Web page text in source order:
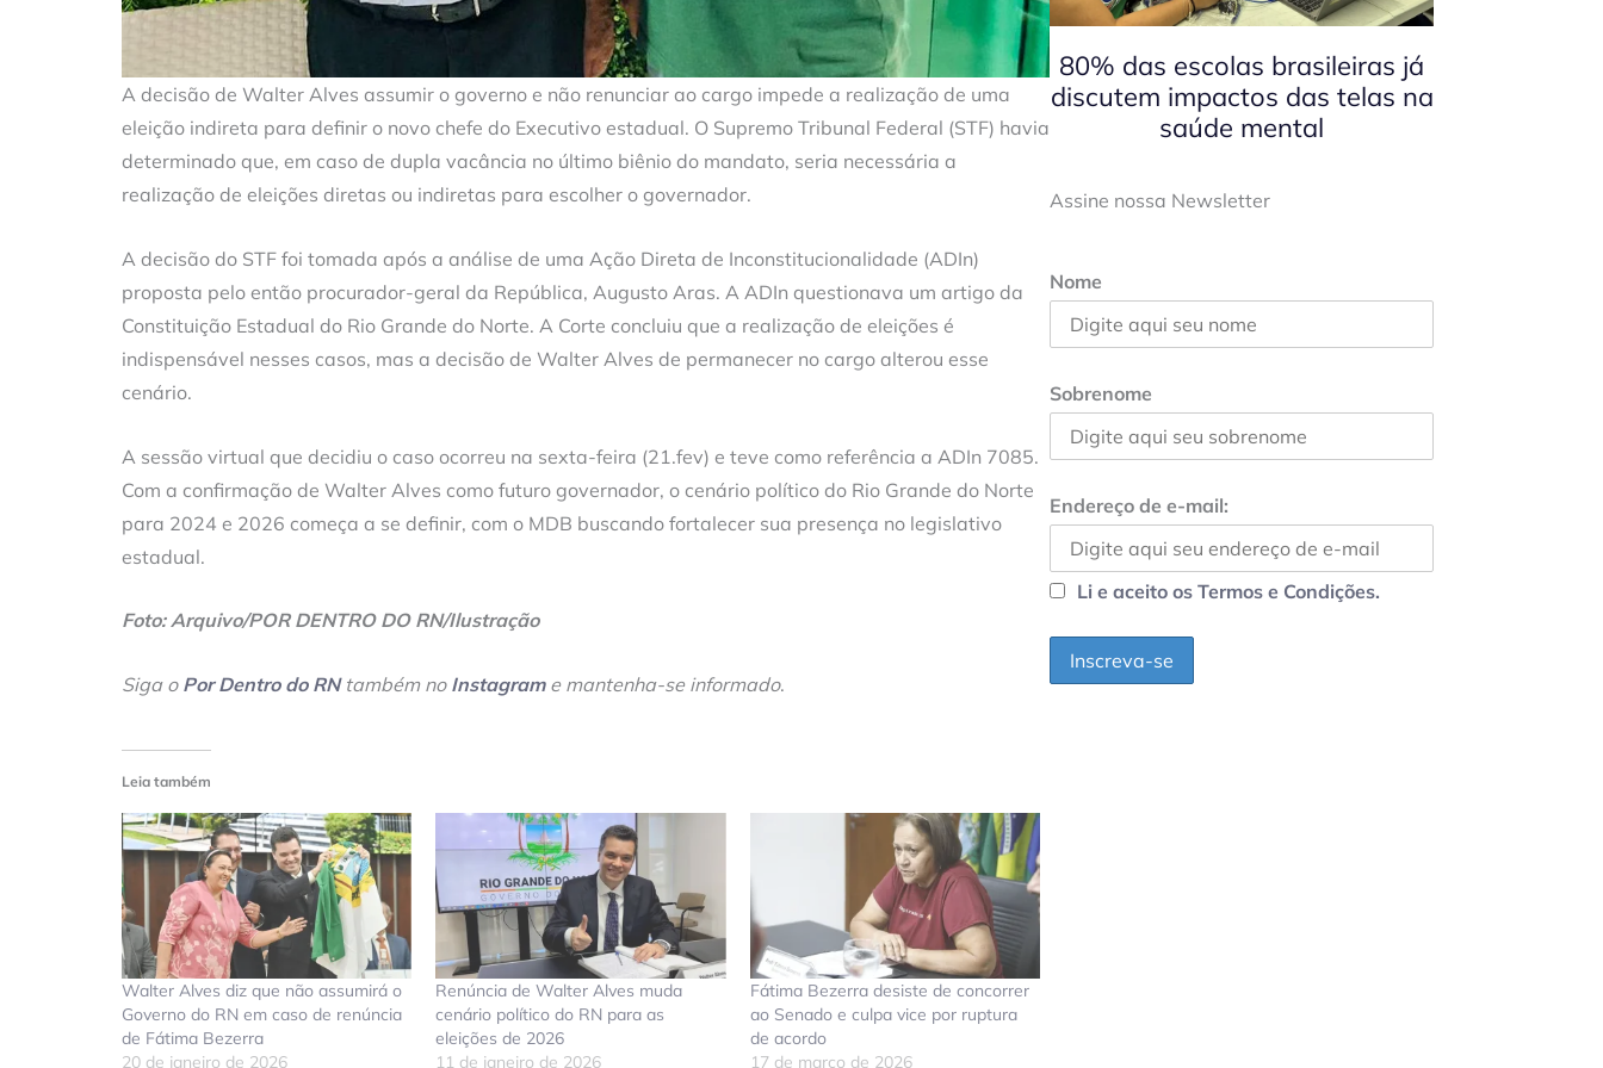
A decisão de Walter Alves assumir o governo e não renunciar ao cargo impede a realização de uma
eleição indireta para definir o novo chefe do Executivo estadual. O Supremo Tribunal Federal (STF) havia
determinado que, em caso de dupla vacância no último biênio do mandato, seria necessária a
realização de eleições diretas ou indiretas para escolher o governador.
A decisão do STF foi tomada após a análise de uma Ação Direta de Inconstitucionalidade (ADIn)
proposta pelo então procurador-geral da República, Augusto Aras. A ADIn questionava um artigo da
Constituição Estadual do Rio Grande do Norte. A Corte concluiu que a realização de eleições é
indispensável nesses casos, mas a decisão de Walter Alves de permanecer no cargo alterou esse
cenário.
A sessão virtual que decidiu o caso ocorreu na sexta-feira (21.fev) e teve como referência a ADIn 7085.
Com a confirmação de Walter Alves como futuro governador, o cenário político do Rio Grande do Norte
para 2024 e 2026 começa a se definir, com o MDB buscando fortalecer sua presença no legislativo
estadual.
Foto: Arquivo/POR DENTRO DO RN/Ilustração
Siga o Por Dentro do RNtambém no Instagrame mantenha-se informado.
Leia também
Walter Alves diz que não assumirá o
Governo do RN em caso de renúncia
de Fátima Bezerra
20 de janeiro de 2026
Renúncia de Walter Alves muda
cenário político do RN para as
eleições de 2026
11 de janeiro de 2026
Fátima Bezerra desiste de concorrer
ao Senado e culpa vice por ruptura
de acordo
17 de março de 2026
80% das escolas brasileiras já
discutem impactos das telas na
saúde mental
Assine nossa Newsletter
Nome
Sobrenome
Endereço de e-mail:
Li e aceito os Termos e Condições.